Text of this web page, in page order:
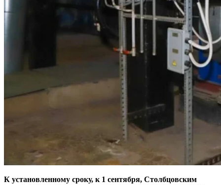
К установленному сроку, к 1 сентября, Столбцовским